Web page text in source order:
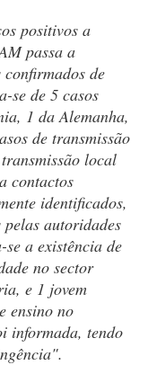
positivos a
passa a
de
se de 5 casos
1 da Alemanha,
de transmissão
local
contactos
identificados,
pelas autoridades
se a existência de
no sector
e 1 jovem
ensino no
informada, tendo